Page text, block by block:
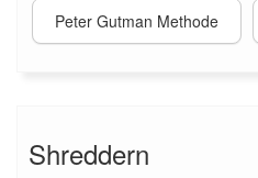
Peter Gutman Methode
Shreddern